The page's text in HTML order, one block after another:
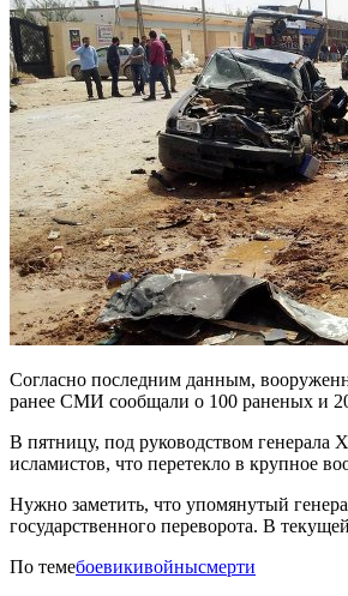
Согласно последним данным,
ранее СМИ сообщали о 100 раненых и
В пятницу, под руководством генерала
исламистов, что перетекло в крупное
Нужно заметить, что упомянутый
государственного переворота. В
По темебоевикивойнысмерти